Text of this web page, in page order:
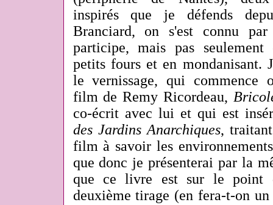
inspirés que je défends
Branciard, on s'est connu
participe, mais pas
petits fours et en mondanisant.
le vernissage, qui
film de Remy Ricordeau,
co-écrit avec lui et qui est
des Jardins Anarchiques,
film à savoir les
que donc je présenterai par la
que ce livre est sur le point
deuxième tirage (en fera-t-on